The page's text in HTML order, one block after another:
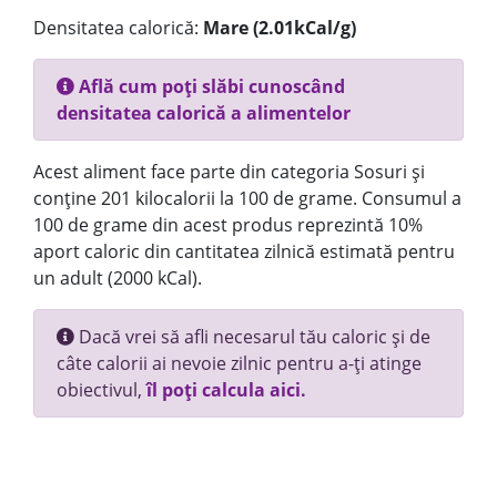
Densitatea calorică: Mare (2.01kCal/g)
Află cum poți slăbi cunoscând
densitatea calorică a alimentelor
Acest aliment face parte din categoria Sosuri și
conține 201 kilocalorii la 100 de grame. Consumul a
100 de grame din acest produs reprezintă 10%
aport caloric din cantitatea zilnică estimată pentru
un adult (2000 kCal).
Dacă vrei să afli necesarul tău caloric și de
câte calorii ai nevoie zilnic pentru a-ți atinge
obiectivul,îl poți calcula aici.